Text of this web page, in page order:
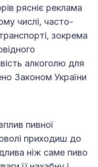
рясніє реклама
числі, часто-
зокрема
алкоголю для
Законом України
пивної
приходиш до
ніж саме пиво